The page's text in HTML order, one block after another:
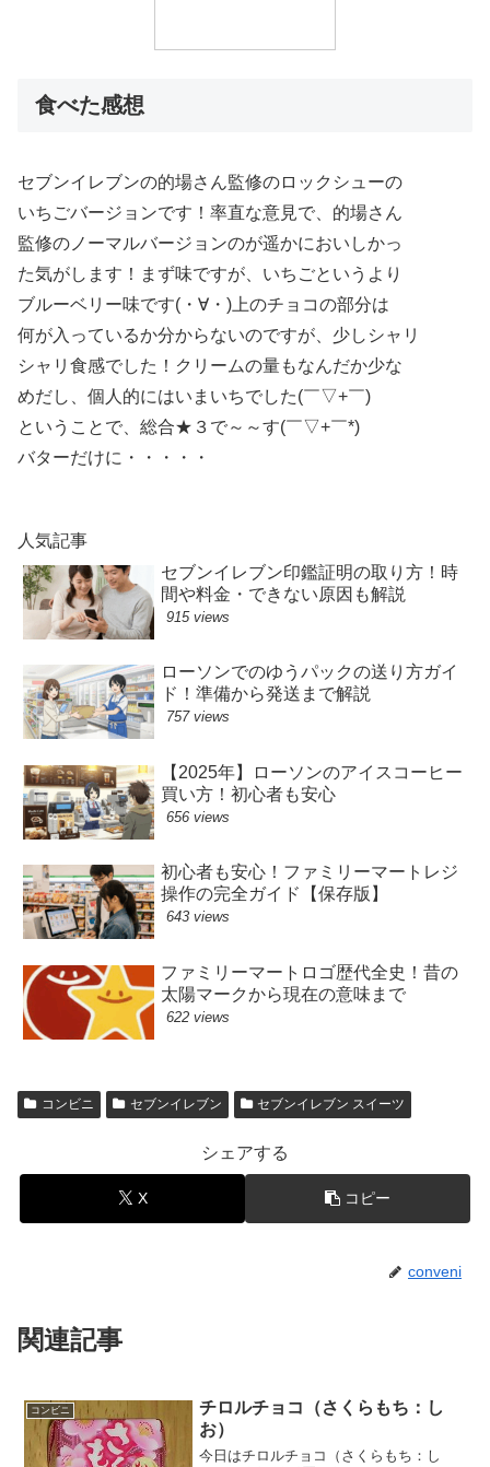
食べた感想
セブンイレブンの的場さん監修のロックシューの
いちごバージョンです！率直な意見で、的場さん
監修のノーマルバージョンのが遥かにおいしかっ
た気がします！まず味ですが、いちごというより
ブルーベリー味です(・∀・)上のチョコの部分は
何が入っているか分からないのですが、少しシャリ
シャリ食感でした！クリームの量もなんだか少な
めだし、個人的にはいまいちでした(￣▽+￣)
ということで、総合★３で～～す(￣▽+￣*)
バターだけに・・・・・
人気記事
セブンイレブン印鑑証明の取り方！時
間や料金・できない原因も解説
915 views
ローソンでのゆうパックの送り方ガイ
ド！準備から発送まで解説
757 views
【2025年】ローソンのアイスコーヒー
買い方！初心者も安心
656 views
初心者も安心！ファミリーマートレジ
操作の完全ガイド【保存版】
643 views
ファミリーマートロゴ歴代全史！昔の
太陽マークから現在の意味まで
622 views
コンビニ セブンイレブン セブンイレブン スイーツ
シェアする
X コピー
conveni
関連記事
コンビニ
チロルチョコ（さくらもち：し
お）
今日はチロルチョコ（さくらもち：し